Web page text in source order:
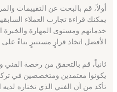
أولاً، قم بالبحث عن التقييمات
يمكنك قراءة تجارب العملاء
خدماتهم ومستوى المهارة والخبرة
الأفضل اتخاذ قرارٍ مستنيرٍ بناءً
ثانياً، قم بالتحقق من رخصة الفني
يكونوا معتمدين ومتخصصين في
تأكد من أن الفني الذي تختاره لديه